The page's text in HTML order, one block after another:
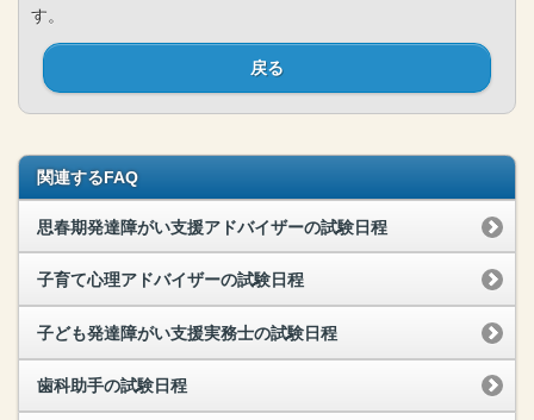
す。
戻る
関連するFAQ
思春期発達障がい支援アドバイザーの試験日程
子育て心理アドバイザーの試験日程
子ども発達障がい支援実務士の試験日程
歯科助手の試験日程